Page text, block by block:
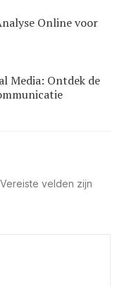
Online voor
Media: Ontdek de
Vereiste velden zijn